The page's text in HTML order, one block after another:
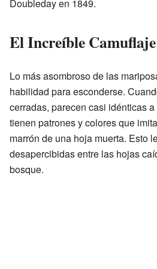
Doubleday en 1849.
El Increíble
Lo más asombroso de las
habilidad para esconderse.
cerradas, parecen casi idénticas
tienen patrones y colores que
marrón de una hoja muerta. Esto
desapercibidas entre las hojas
bosque.